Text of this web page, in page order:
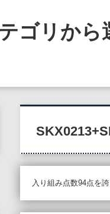
ゴリから
入り組み点数94点を